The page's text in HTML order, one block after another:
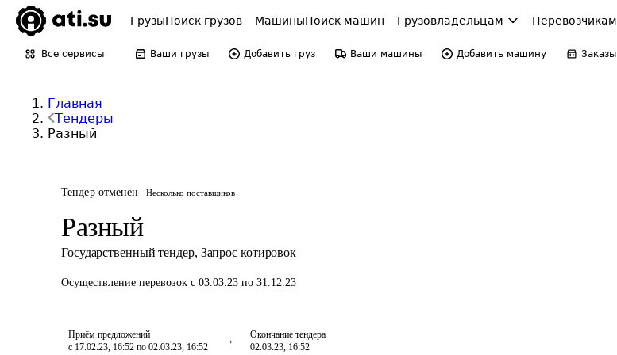
ГрузыПоиск грузов МашиныПоиск машин Грузовладельцам Перевозчикам
Все сервисы Ваши грузы Добавить груз Ваши машины Добавить машину Заказы
Главная
Тендеры
Разный
Тендер отменён Несколько поставщиков
Разный
Государственный тендер, Запрос котировок
Осуществление перевозок с 03.03.23 по 31.12.23
Приём предложений
с 17.02.23, 16:52 по 02.03.23, 16:52
Окончание тендера
02.03.23, 16:52